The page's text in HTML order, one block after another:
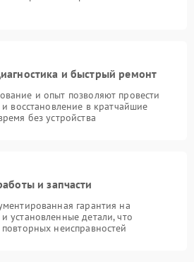
и быстрый ремонт
и опыт позволяют провести
и восстановление в кратчайшие
без устройства
и запчасти
гарантия на
установленные детали, что
неисправностей